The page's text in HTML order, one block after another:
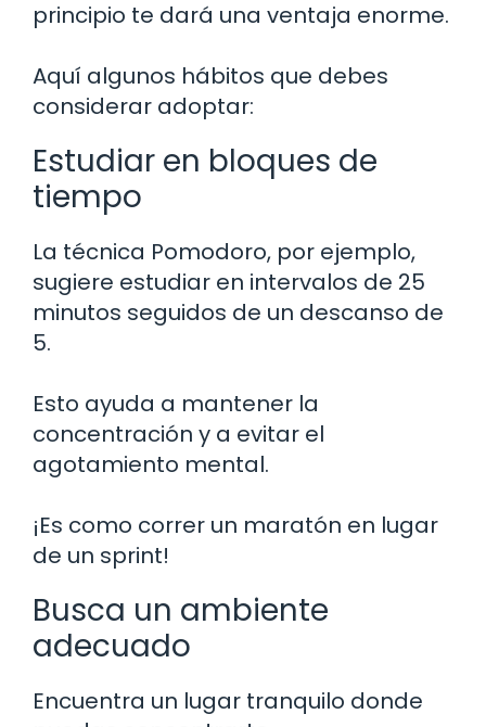
principio te dará una ventaja enorme.
Aquí algunos hábitos que debes
considerar adoptar:
Estudiar en bloques de
tiempo
La técnica Pomodoro, por ejemplo,
sugiere estudiar en intervalos de 25
minutos seguidos de un descanso de
5.
Esto ayuda a mantener la
concentración y a evitar el
agotamiento mental.
¡Es como correr un maratón en lugar
de un sprint!
Busca un ambiente
adecuado
Encuentra un lugar tranquilo donde